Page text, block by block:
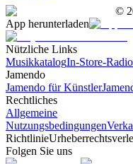
©
App herunterladen
Nützliche Links
MusikkatalogIn-Store-
Jamendo
Jamendo für Künstler
Rechtliches
Allgemeine
Nutzungsbedingungen
Richtlinie
Folgen Sie uns